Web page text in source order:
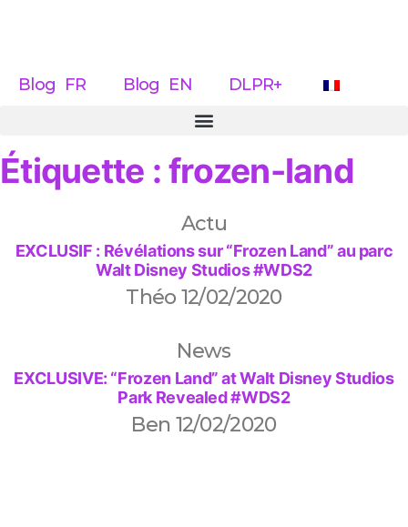
Blog FR Blog EN DLPR+
Étiquette : frozen-land
Actu
EXCLUSIF : Révélations sur “Frozen Land” au parc
Walt Disney Studios #WDS2
Théo 12/02/2020
News
EXCLUSIVE: “Frozen Land” at Walt Disney Studios
Park Revealed #WDS2
Ben 12/02/2020